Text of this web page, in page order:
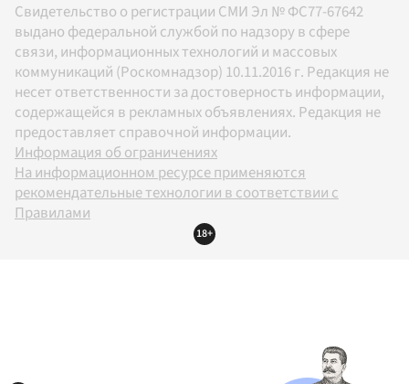
Свидетельство о регистрации СМИ Эл № ФС77-67642
выдано федеральной службой по надзору в сфере
связи, информационных технологий и массовых
коммуникаций (Роскомнадзор) 10.11.2016 г. Редакция не
несет ответственности за достоверность информации,
содержащейся в рекламных объявлениях. Редакция не
предоставляет справочной информации.
Информация об ограничениях
На информационном ресурсе применяются
рекомендательные технологии в соответствии с
Правилами
18+